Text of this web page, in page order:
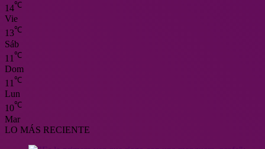
14℃
Vie
13℃
Sáb
11 ℃
Dom
11 ℃
Lun
10℃
Mar
LO MÁS RECIENTE